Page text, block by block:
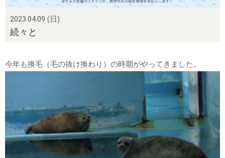
2023.04.09 (日)
続々と
今年も換毛（毛の抜け換わり）の時期がやってきました。